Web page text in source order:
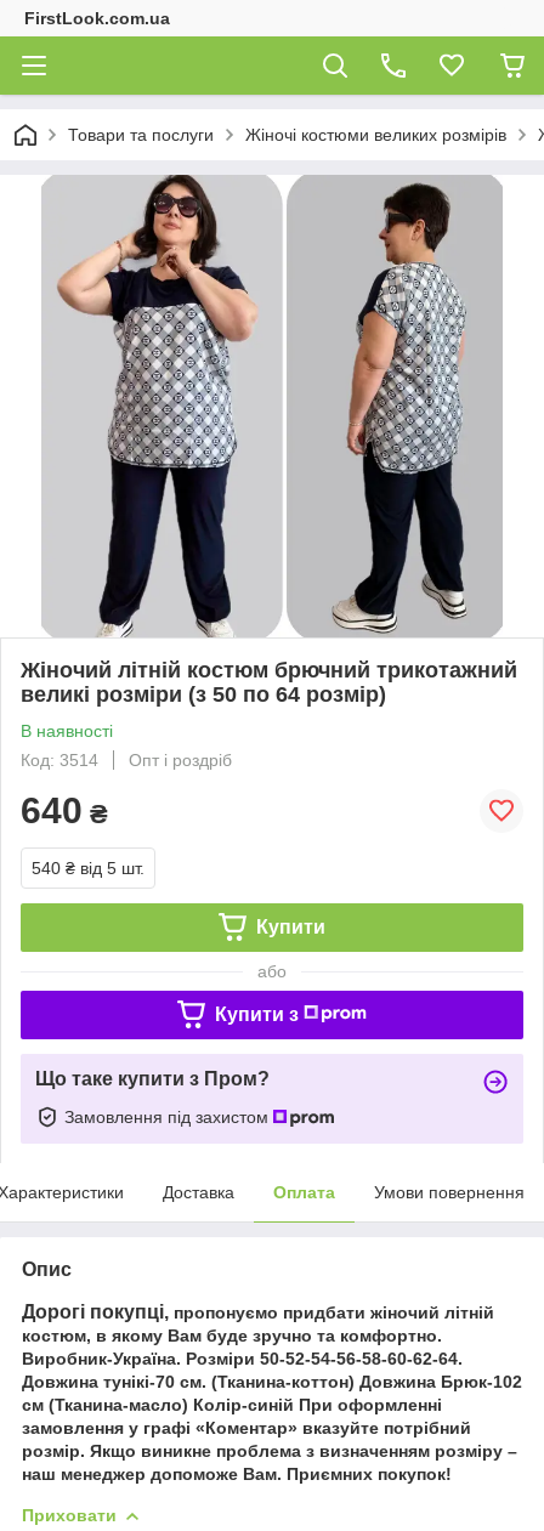
FirstLook.com.ua
Товари та послуги Жіночі костюми великих розмірів
Жіночий літній костюм брючний трикотажний
великі розміри (з 50 по 64 розмір)
В наявності
Код: 3514
Опт і роздріб
640 ₴
540 ₴ від 5 шт.
Купити
або
Купити з
Що таке купити з Пром?
Замовлення під захистом
Доставка Оплата Умови повернення
Опис
Дорогі покупці, пропонуємо придбати жіночий літній
костюм, в якому Вам буде зручно та комфортно.
Виробник-Україна. Розміри 50-52-54-56-58-60-62-64.
Довжина тунікі-70 см. (Тканина-коттон) Довжина Брюк-102
см (Тканина-масло) Колір-синій При оформленні
замовлення у графі «Коментар» вказуйте потрібний
розмір. Якщо виникне проблема з визначенням розміру –
наш менеджер допоможе Вам. Приємних покупок!
Приховати